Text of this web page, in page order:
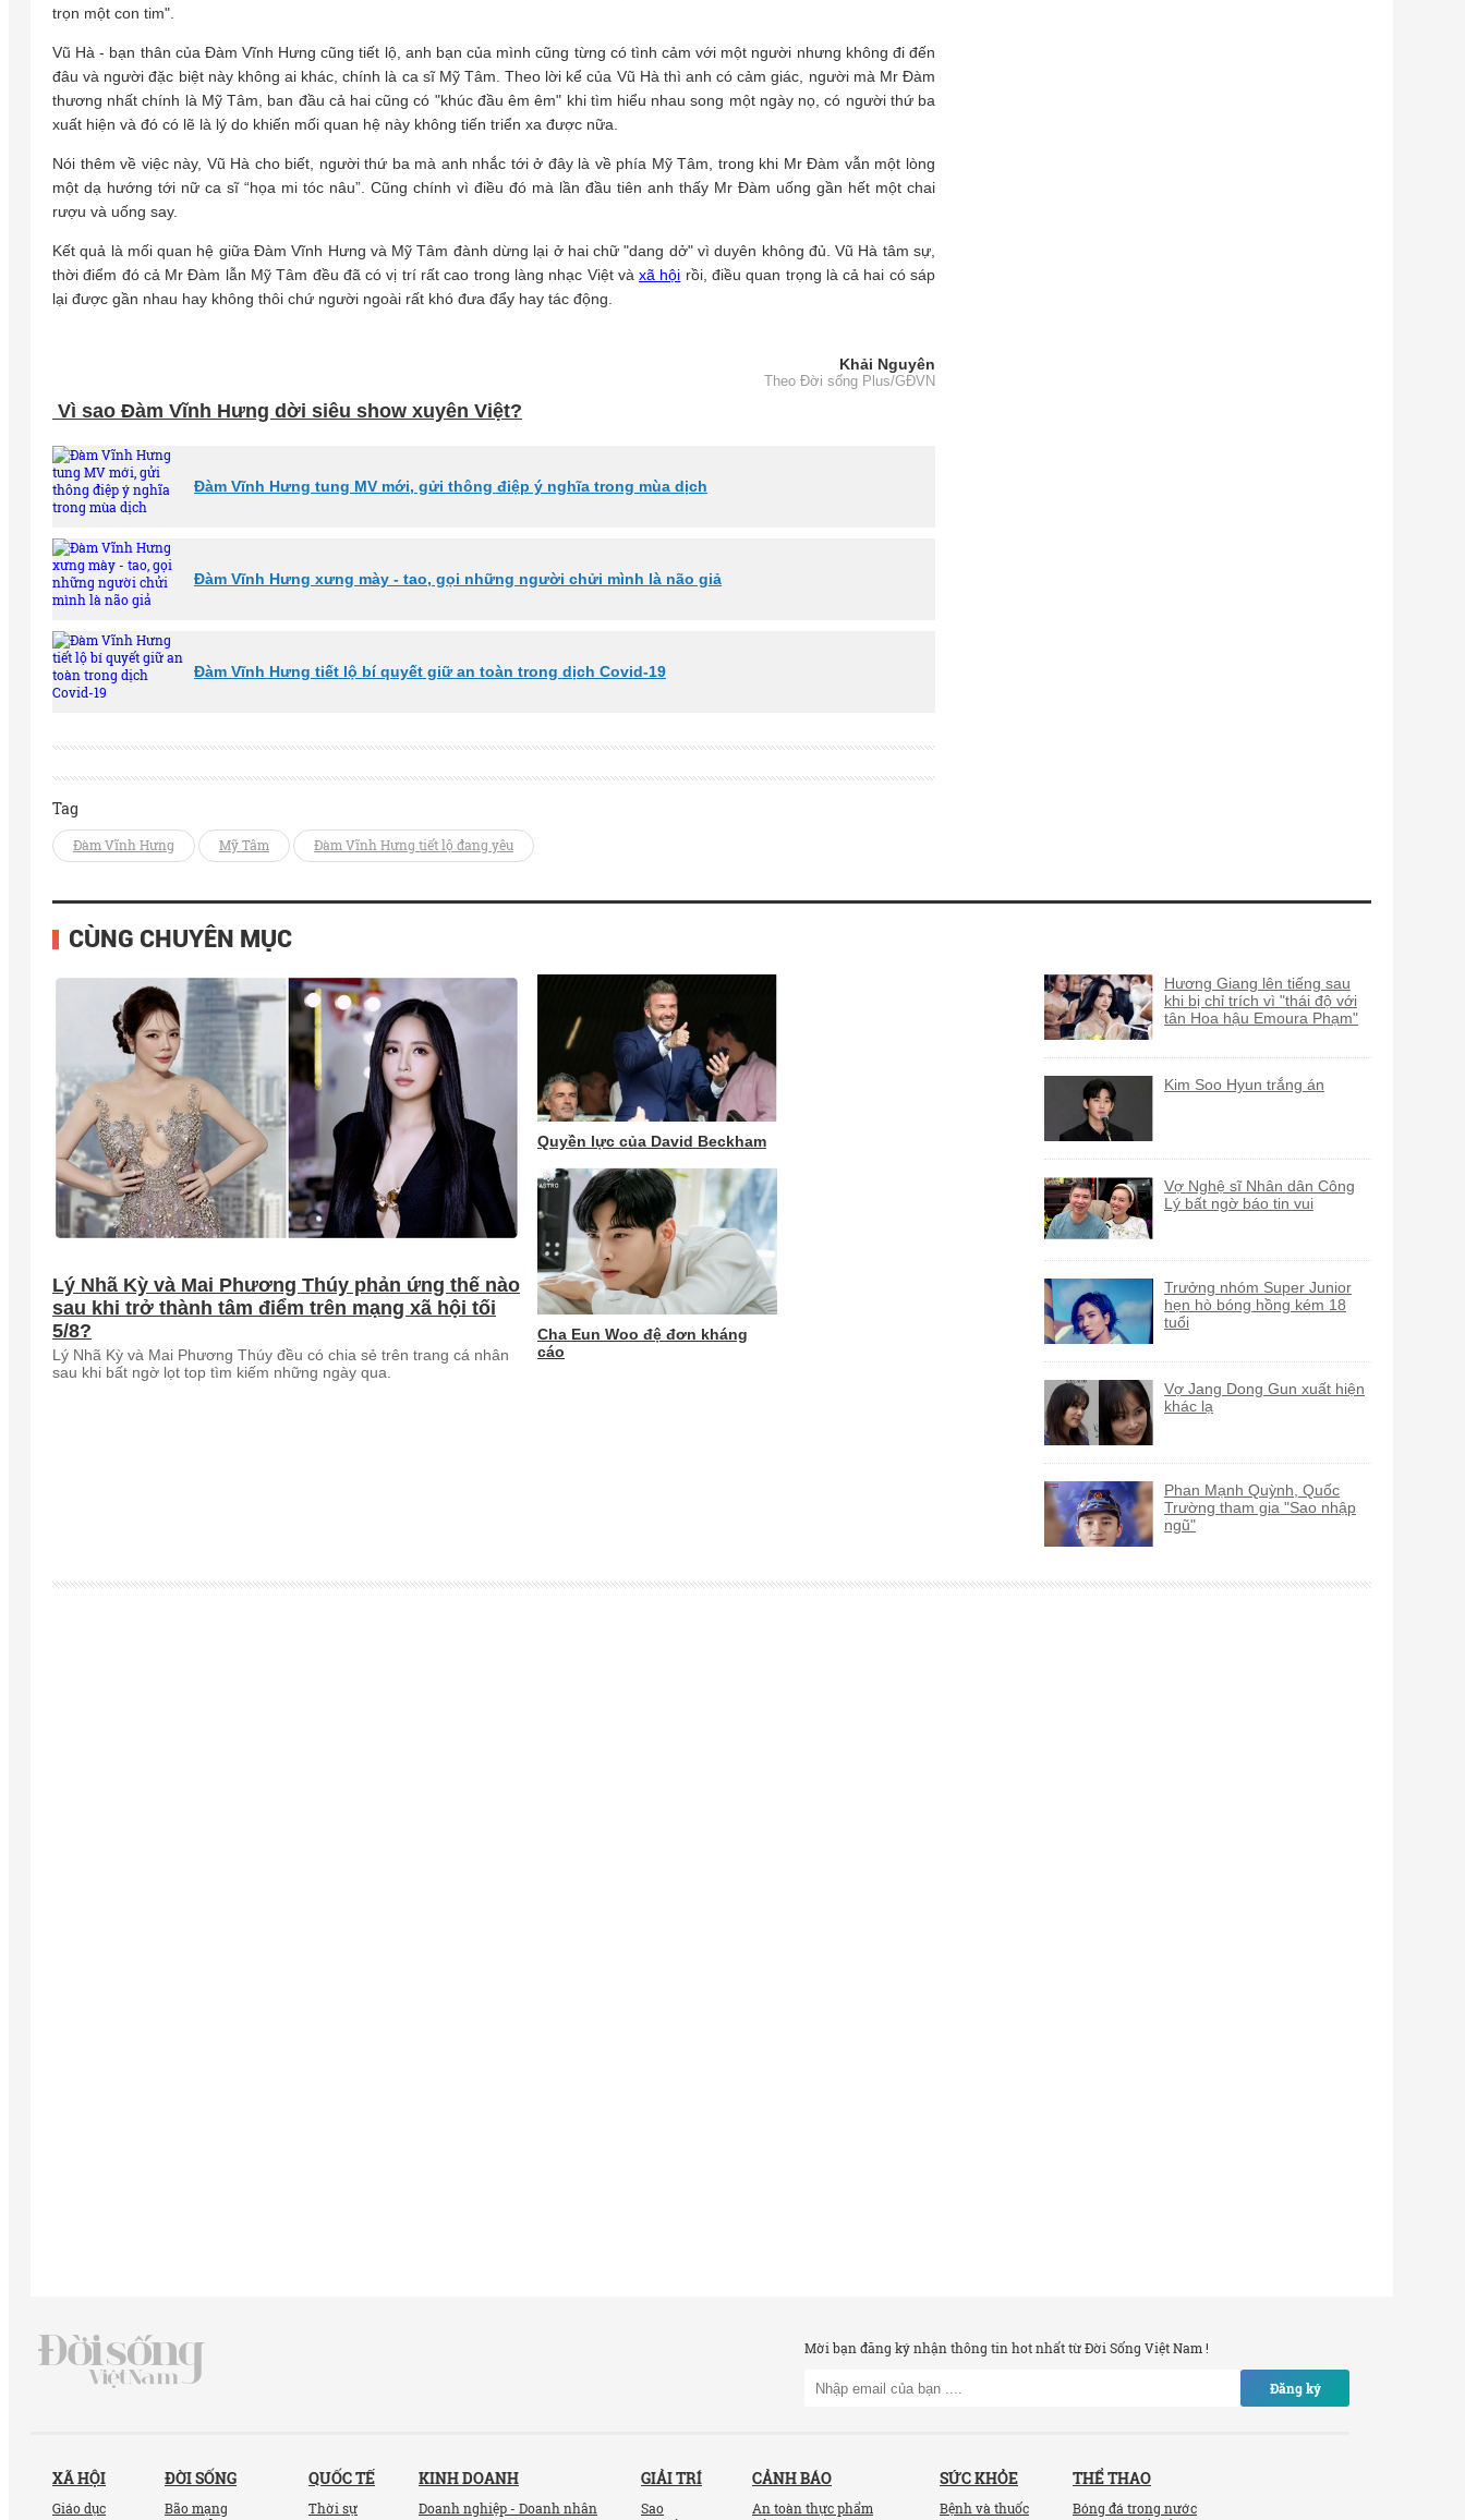
trọn một con tim".
Vũ Hà - bạn thân của Đàm Vĩnh Hưng cũng tiết lộ, anh bạn của mình cũng từng có tình cảm với một người nhưng không đi đến
đâu và người đặc biệt này không ai khác, chính là ca sĩ Mỹ Tâm. Theo lời kể của Vũ Hà thì anh có cảm giác, người mà Mr Đàm
thương nhất chính là Mỹ Tâm, ban đầu cả hai cũng có "khúc đầu êm êm" khi tìm hiểu nhau song một ngày nọ, có người thứ ba
xuất hiện và đó có lẽ là lý do khiến mối quan hệ này không tiến triển xa được nữa.
Nói thêm về việc này, Vũ Hà cho biết, người thứ ba mà anh nhắc tới ở đây là về phía Mỹ Tâm, trong khi Mr Đàm vẫn một lòng
một dạ hướng tới nữ ca sĩ “họa mi tóc nâu”. Cũng chính vì điều đó mà lần đầu tiên anh thấy Mr Đàm uống gần hết một chai
rượu và uống say.
Kết quả là mối quan hệ giữa Đàm Vĩnh Hưng và Mỹ Tâm đành dừng lại ở hai chữ "dang dở" vì duyên không đủ. Vũ Hà tâm sự,
thời điểm đó cả Mr Đàm lẫn Mỹ Tâm đều đã có vị trí rất cao trong làng nhạc Việt vàxã hội rồi, điều quan trọng là cả hai có sáp
lại được gần nhau hay không thôi chứ người ngoài rất khó đưa đẩy hay tác động.
Khải Nguyên
Theo Đời sống Plus/GĐVN
Vì sao Đàm Vĩnh Hưng dời siêu show xuyên Việt?
Đàm Vĩnh Hưng tung MV mới, gửi thông điệp ý nghĩa trong mùa dịch
Đàm Vĩnh Hưng xưng mày - tao, gọi những người chửi mình là não giả
Đàm Vĩnh Hưng tiết lộ bí quyết giữ an toàn trong dịch Covid-19
Tag
Đàm Vĩnh Hưng Mỹ Tâm Đàm Vĩnh Hưng tiết lộ đang yêu
CÙNG CHUYÊN MỤC
Lý Nhã Kỳ và Mai Phương Thúy phản ứng thế nào
sau khi trở thành tâm điểm trên mạng xã hội tối
5/8?
Lý Nhã Kỳ và Mai Phương Thúy đều có chia sẻ trên trang cá nhân
sau khi bất ngờ lọt top tìm kiếm những ngày qua.
Quyền lực của David Beckham
Cha Eun Woo đệ đơn kháng
cáo
Hương Giang lên tiếng sau
khi bị chỉ trích vì "thái độ với
tân Hoa hậu Emoura Phạm"
Kim Soo Hyun trắng án
Vợ Nghệ sĩ Nhân dân Công
Lý bất ngờ báo tin vui
Trưởng nhóm Super Junior
hẹn hò bóng hồng kém 18
tuổi
Vợ Jang Dong Gun xuất hiện
khác lạ
Phan Mạnh Quỳnh, Quốc
Trường tham gia "Sao nhập
ngũ"
Mời bạn đăng ký nhận thông tin hot nhất từ Đời Sống Việt Nam !
Đăng ký
XÃ HỘI
Giáo dục
ĐỜI SỐNG
Bão mạng
QUỐC TẾ
Thời sự
KINH DOANH
Doanh nghiệp - Doanh nhân
GIẢI TRÍ
Sao
CẢNH BÁO
An toàn thực phẩm
SỨC KHỎE
Bệnh và thuốc
THỂ THAO
Bóng đá trong nước